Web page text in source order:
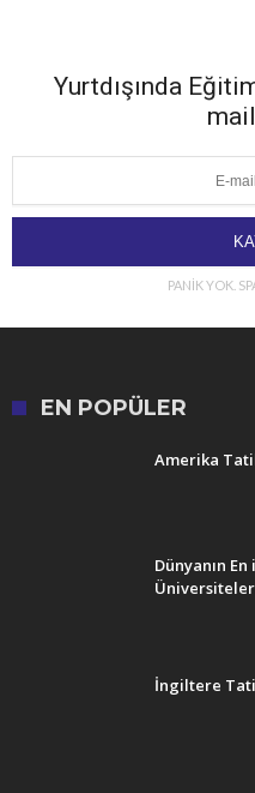
Yurtdışında
PANİK YOK.
EN POPÜLER
Amerika
Dünyanın
İngiltere